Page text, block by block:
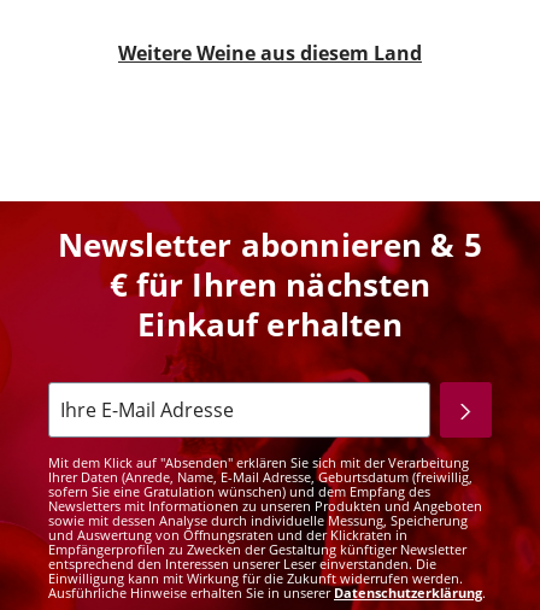
Weitere Weine aus diesem Land
Newsletter abonnieren & 5
€ für Ihren nächsten
Einkauf erhalten
Mit dem Klick auf "Absenden" erklären Sie sich mit der Verarbeitung
Ihrer Daten (Anrede, Name, E-Mail Adresse, Geburtsdatum (freiwillig,
sofern Sie eine Gratulation wünschen) und dem Empfang des
Newsletters mit Informationen zu unseren Produkten und Angeboten
sowie mit dessen Analyse durch individuelle Messung, Speicherung
und Auswertung von Öffnungsraten und der Klickraten in
Empfängerprofilen zu Zwecken der Gestaltung künftiger Newsletter
entsprechend den Interessen unserer Leser einverstanden. Die
Einwilligung kann mit Wirkung für die Zukunft widerrufen werden.
Ausführliche Hinweise erhalten Sie in unsererDatenschutzerklärung.